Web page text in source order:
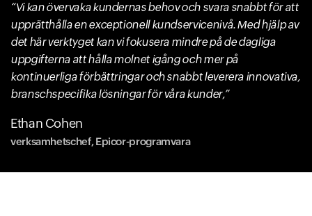
Vi kan övervaka kundernas behov och svara snabbt för att
upprätthålla en exceptionell kundservicenivå. Med hjälp av
det här verktyget kan vi fokusera mindre på de dagliga
uppgifterna att hålla molnet igång och mer på
kontinuerliga förbättringar och snabbt leverera innovativa,
branschspecifika lösningar för våra kunder,
Ethan Cohen
verksamhetschef, Epicor-programvara